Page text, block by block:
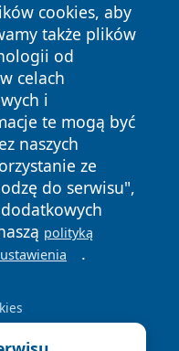
cookies, aby
także plików
od
celach
i
te mogą być
naszych
ze
do serwisu",
polityką
.
prawa zastrzeżone.
Polityka
Cookies